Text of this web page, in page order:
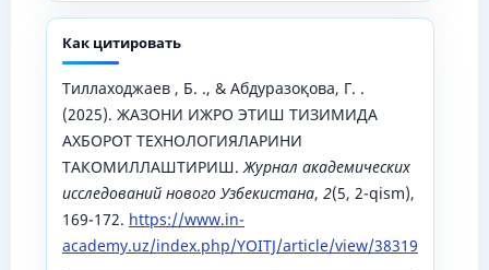
Как цитировать
Тиллаходжаев , Б. ., & Абдуразоқова, Г. .
(2025). ЖАЗОНИ ИЖРО ЭТИШ ТИЗИМИДА
АХБОРОТ ТЕХНОЛОГИЯЛАРИНИ
ТАКОМИЛЛАШТИРИШ.Журнал академических
исследований нового Узбекистана, 2(5, 2-qism),
169-172. https://www.in-
academy.uz/index.php/YOITJ/article/view/38319